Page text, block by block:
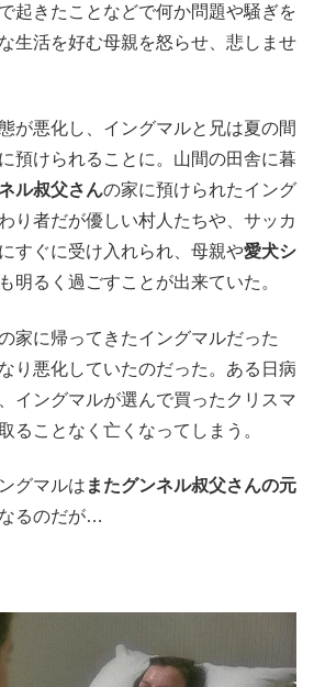
起きたことなどで何か問題や騒ぎを
生活を好む母親を怒らせ、悲しませ
が悪化し、イングマルと兄は夏の間
預けられることに。山間の田舎に暮
ル叔父さんの家に預けられたイング
り者だが優しい村人たちや、サッカ
すぐに受け入れられ、母親や愛犬シ
明るく過ごすことが出来ていた。
家に帰ってきたイングマルだった
り悪化していたのだった。ある日病
イングマルが選んで買ったクリスマ
ることなく亡くなってしまう。
グマルは またグンネル叔父さんの元
るのだが…